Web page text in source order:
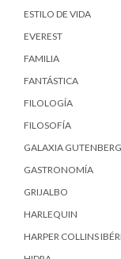
ESTILO DE VIDA
EVEREST
FAMILIA
FANTÁSTICA
FILOLOGÍA
FILOSOFÍA
GALAXIA GUTENBERG
GASTRONOMÍA
GRIJALBO
HARLEQUIN
HARPER COLLINS